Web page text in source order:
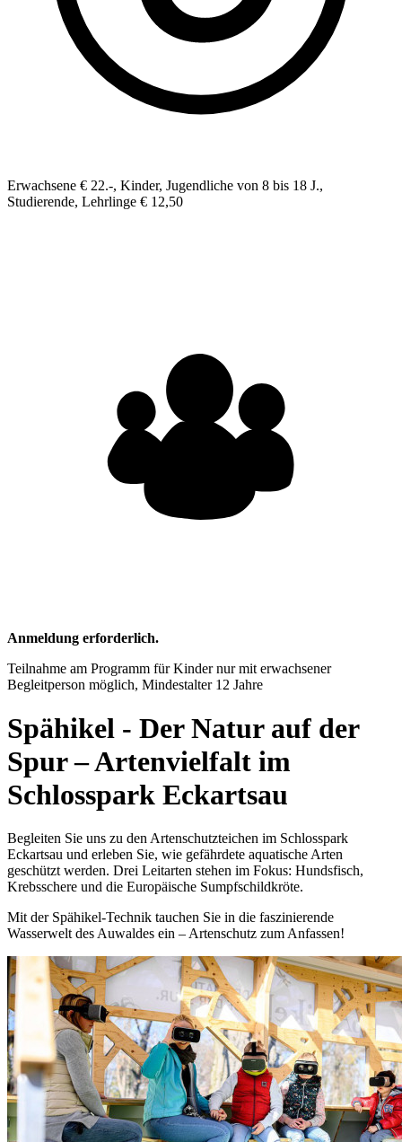
Erwachsene € 22.-, Kinder, Jugendliche von 8 bis 18 J.,
Studierende, Lehrlinge € 12,50
Anmeldung erforderlich.
Teilnahme am Programm für Kinder nur mit erwachsener
Begleitperson möglich, Mindestalter 12 Jahre
Spähikel - Der Natur auf der
Spur – Artenvielfalt im
Schlosspark Eckartsau
Begleiten Sie uns zu den Artenschutzteichen im Schlosspark
Eckartsau und erleben Sie, wie gefährdete aquatische Arten
geschützt werden. Drei Leitarten stehen im Fokus: Hundsfisch,
Krebsschere und die Europäische Sumpfschildkröte.
Mit der Spähikel-Technik tauchen Sie in die faszinierende
Wasserwelt des Auwaldes ein – Artenschutz zum Anfassen!